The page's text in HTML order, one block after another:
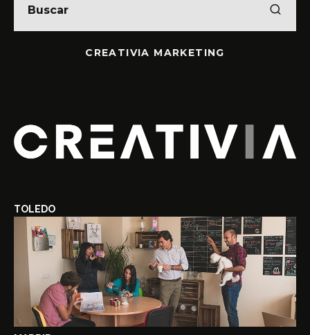
CREATIVIA MARKETING
TOLEDO